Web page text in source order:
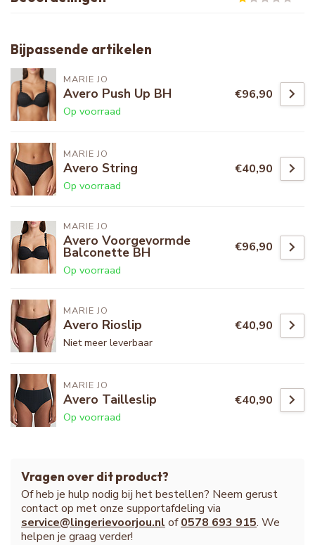
Bijpassende artikelen
MARIE JO
Avero Push Up BH
Op voorraad
€96,90
MARIE JO
Avero String
Op voorraad
€40,90
MARIE JO
Avero Voorgevormde
Balconette BH
Op voorraad
€96,90
MARIE JO
Avero Rioslip
Niet meer leverbaar
€40,90
MARIE JO
Avero Tailleslip
Op voorraad
€40,90
Vragen over dit product?
Of heb je hulp nodig bij het bestellen? Neem gerust
contact op met onze supportafdeling via
service@lingerievoorjou.nl of0578 693 915. We
helpen je graag verder!